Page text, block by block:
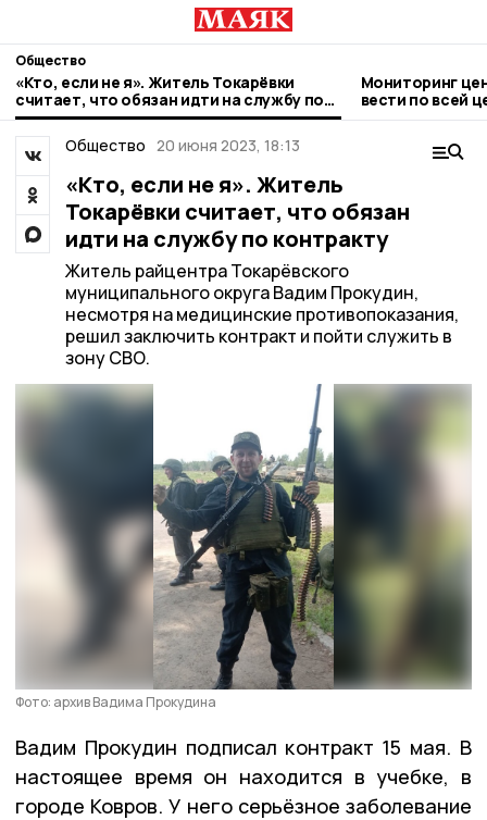
Общество
«Кто, если не я». Житель Токарёвки
считает, что обязан идти на службу по
контракту
Мониторинг
вести по всей
Общество 20 июня 2023, 18:13
«Кто, если не я». Житель
Токарёвки считает, что обязан
идти на службу по контракту
Житель райцентра Токарёвского
муниципального округа Вадим Прокудин,
несмотря на медицинские противопоказания,
решил заключить контракт и пойти служить в
зону СВО.
Фото: архив Вадима Прокудина
Вадим Прокудин подписал контракт 15 мая. В
настоящее время он находится в учебке, в
городе Ковров. У него серьёзное заболевание